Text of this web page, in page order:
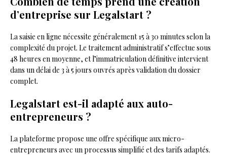
d’entreprise sur Legalstart ?
La saisie en ligne nécessite généralement 15 à 30 minutes selon la
complexité du projet. Le traitement administratif s’effectue sous
48 heures en moyenne, et l’immatriculation définitive intervient
dans un délai de 3 à 5 jours ouvrés après validation du dossier
complet.
Legalstart est-il adapté aux auto-
entrepreneurs ?
La plateforme propose une offre spécifique aux micro-
entrepreneurs avec un processus simplifié et des tarifs adaptés.